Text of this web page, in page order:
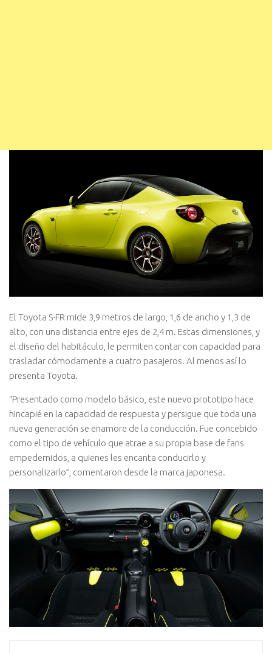
El Toyota S-FR mide 3,9 metros de largo, 1,6 de ancho y 1,3 de
alto, con una distancia entre ejes de 2,4 m. Estas dimensiones, y
el diseño del habitáculo, le permiten contar con capacidad para
trasladar cómodamente a cuatro pasajeros. Al menos así lo
presenta Toyota.
“Presentado como modelo básico, este nuevo prototipo hace
hincapié en la capacidad de respuesta y persigue que toda una
nueva generación se enamore de la conducción. Fue concebido
como el tipo de vehículo que atrae a su propia base de fans
empedernidos, a quienes les encanta conducirlo y
personalizarlo”, comentaron desde la marca japonesa.